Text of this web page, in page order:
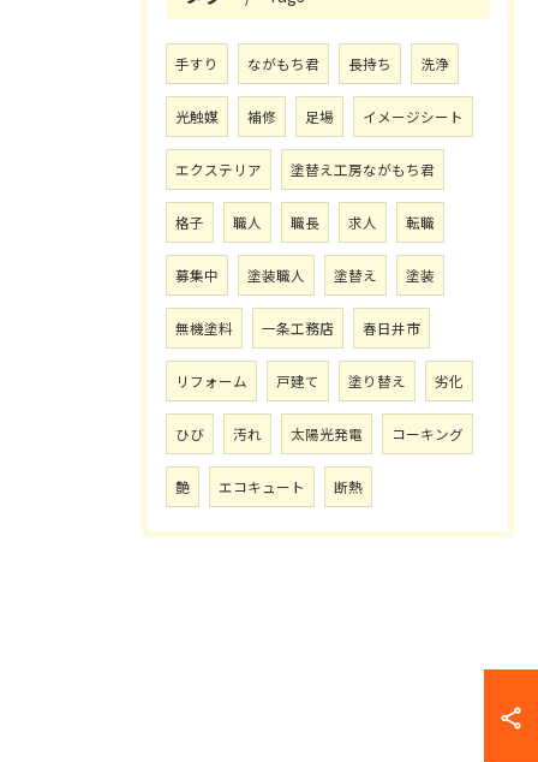
手すり ながもち君 長持ち 洗浄
光触媒 補修 足場 イメージシート
エクステリア 塗替え工房ながもち君
格子 職人 職長 求人 転職
募集中 塗装職人 塗替え 塗装
無機塗料 一条工務店 春日井市
リフォーム 戸建て 塗り替え 劣化
ひび 汚れ 太陽光発電 コーキング
艶 エコキュート 断熱